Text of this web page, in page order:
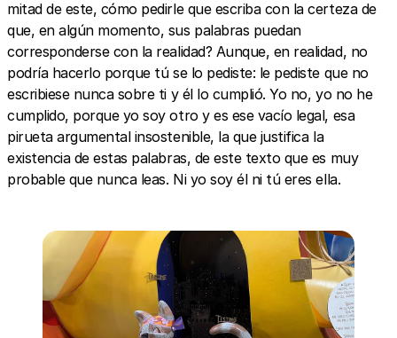
mitad de este, cómo pedirle que escriba con la certeza de
que, en algún momento, sus palabras puedan
corresponderse con la realidad? Aunque, en realidad, no
podría hacerlo porque tú se lo pediste: le pediste que no
escribiese nunca sobre ti y él lo cumplió. Yo no, yo no he
cumplido, porque yo soy otro y es ese vacío legal, esa
pirueta argumental insostenible, la que justifica la
existencia de estas palabras, de este texto que es muy
probable que nunca leas. Ni yo soy él ni tú eres ella.